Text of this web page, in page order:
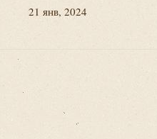
21 янв, 2024